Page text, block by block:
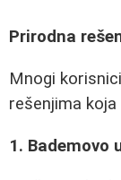
Prirodna
Mnogi
rešenjima
1. Bademovo